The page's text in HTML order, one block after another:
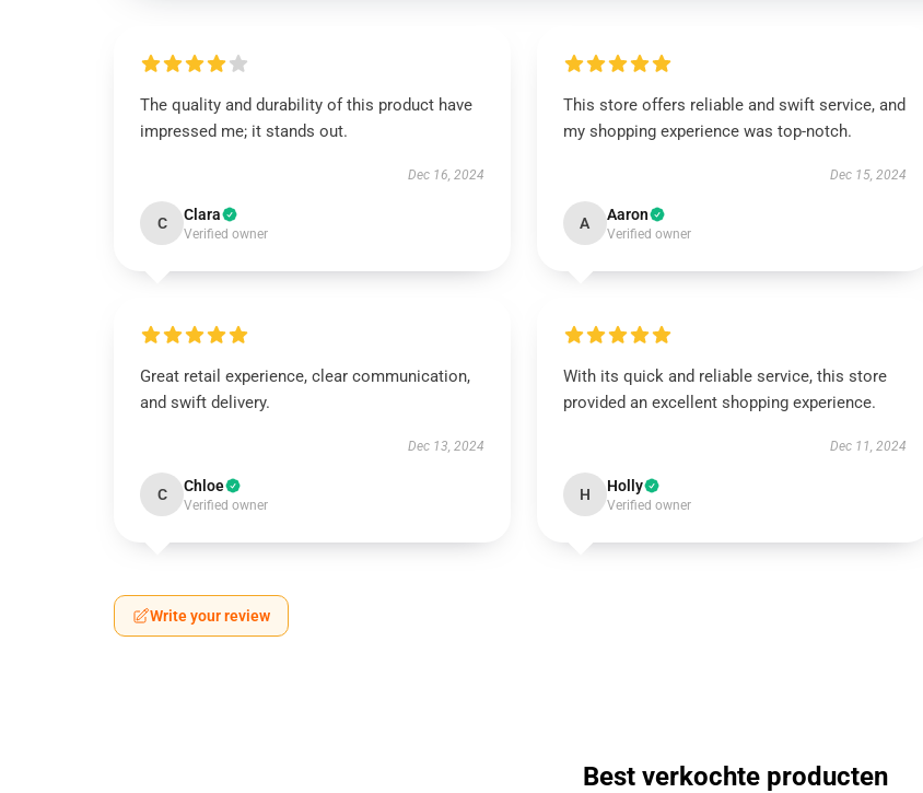
The quality and durability of this product have
impressed me; it stands out.
Dec 16, 2024
C Clara
Verified owner
This store offers reliable and swift service, and
my shopping experience was top-notch.
Dec 15, 2024
A Aaron
Verified owner
Great retail experience, clear communication,
and swift delivery.
Dec 13, 2024
C Chloe
Verified owner
With its quick and reliable service, this store
provided an excellent shopping experience.
Dec 11, 2024
H Holly
Verified owner
Write your review
Best verkochte producten